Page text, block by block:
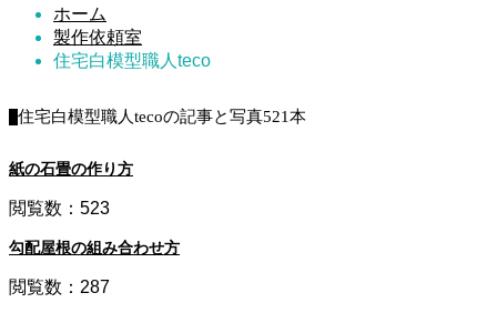
ホーム
製作依頼室
住宅白模型職人teco
住宅白模型職人tecoの記事と写真521本
紙の石畳の作り方
閲覧数：523
勾配屋根の組み合わせ方
閲覧数：287